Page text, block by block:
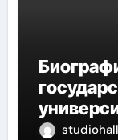
— от